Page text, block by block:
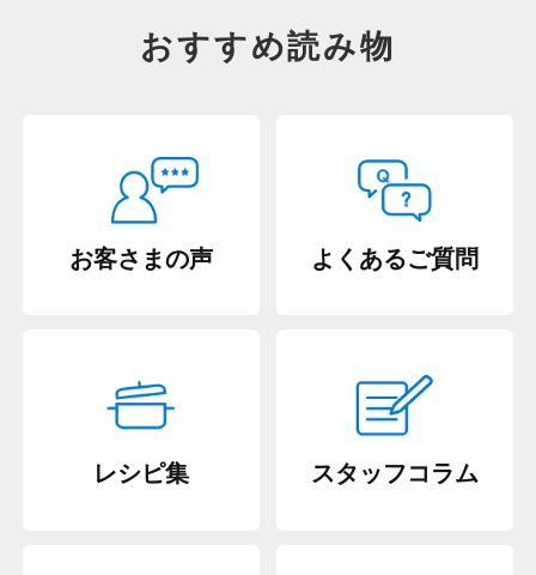
おすすめ読み物
お客さまの声 よくあるご質問
レシピ集 スタッフコラム